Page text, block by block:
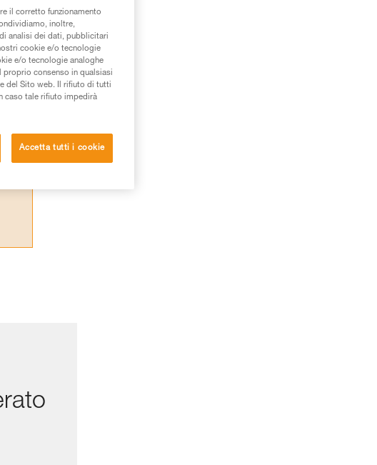
il corretto funzionamento
inoltre,
analisi dei dati, pubblicitari
cookie e/o tecnologie
e/o tecnologie analoghe
proprio consenso in qualsiasi
del Sito web. Il rifiuto di tutti
caso tale rifiuto impedirà
Accetta tutti i cookie